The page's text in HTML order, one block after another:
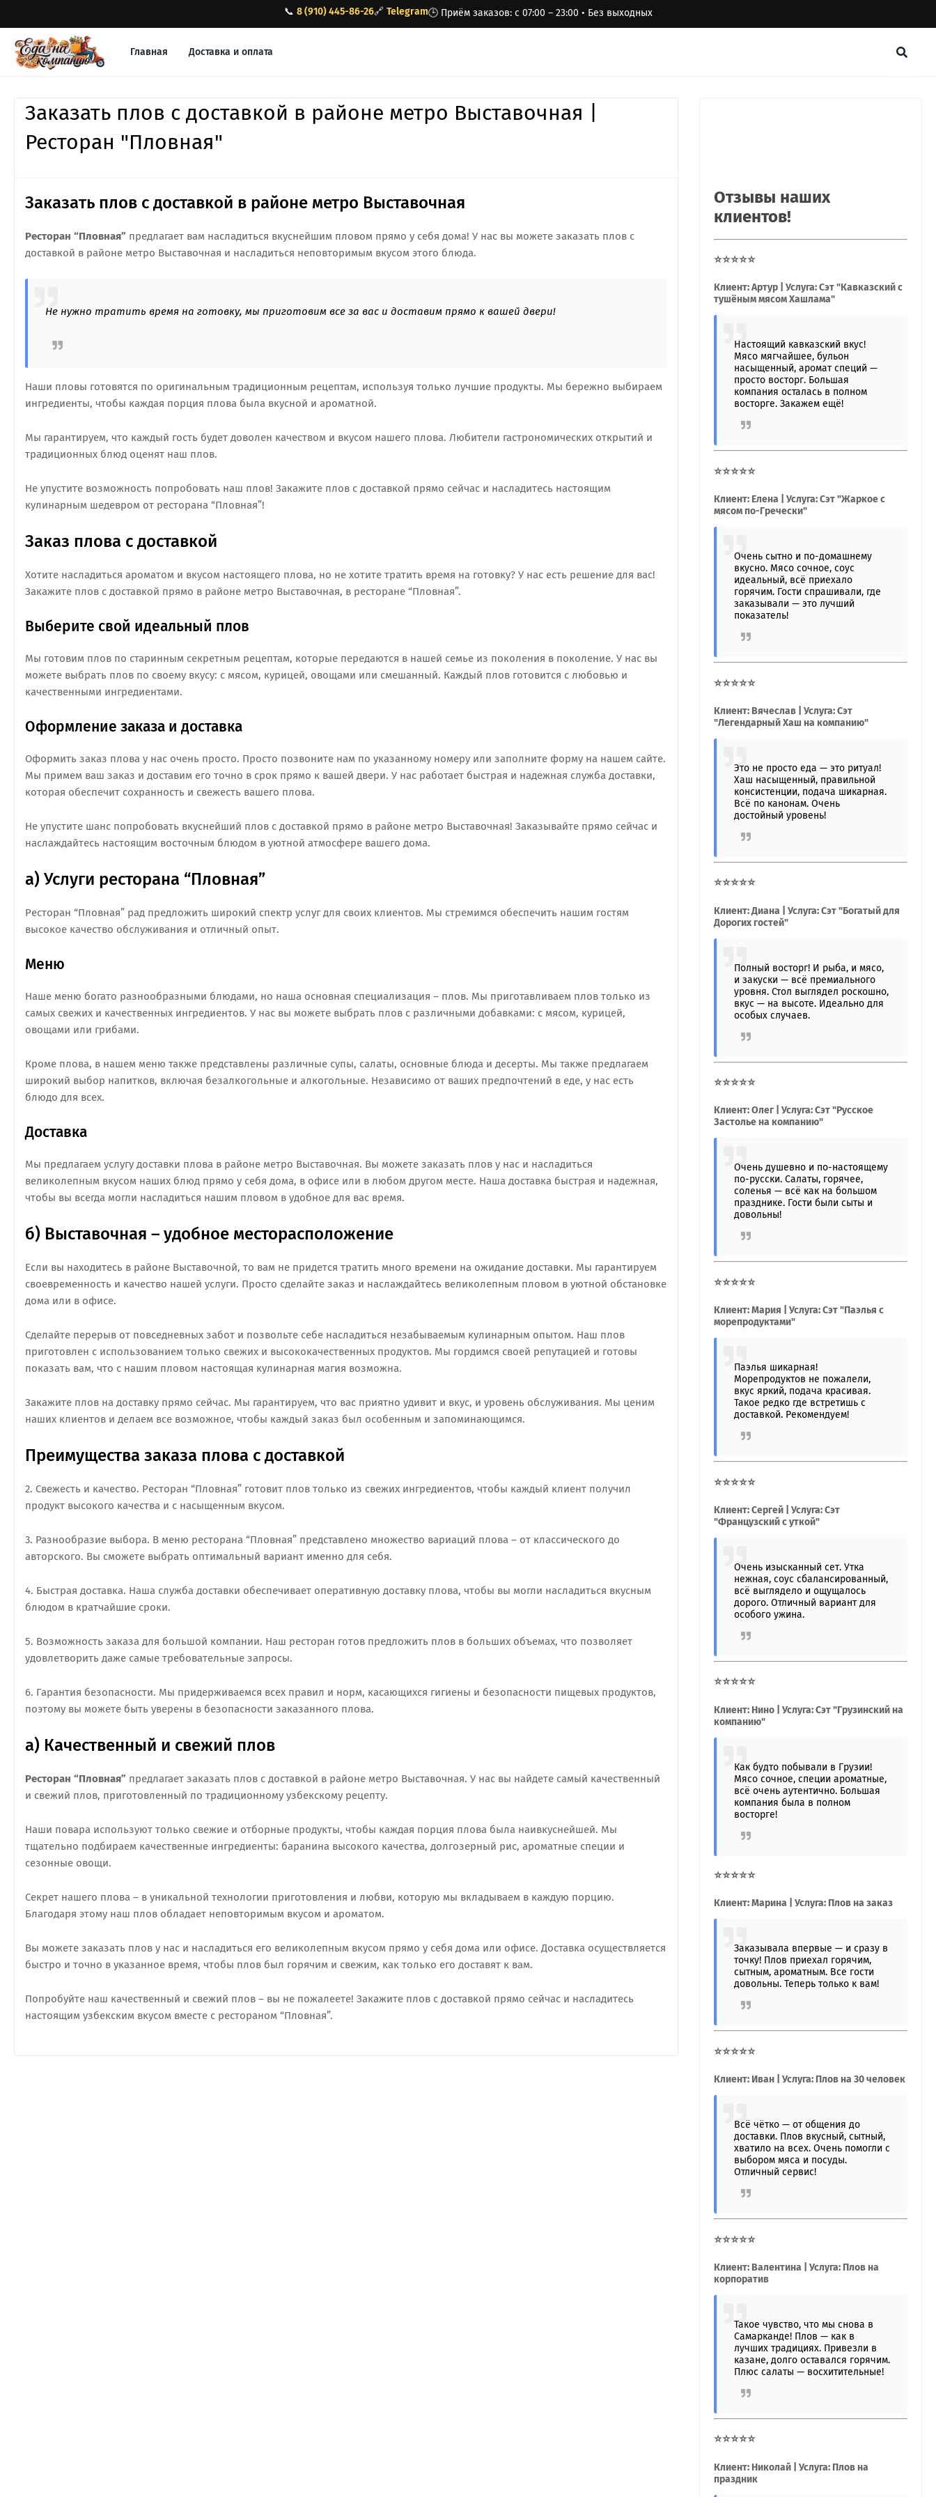
📞 8 (910) 445-86-26🔗 Telegram🕒 Приём заказов: с 07:00 – 23:00 • Без выходных
Главная Доставка и оплата
Заказать плов с доставкой в районе метро Выставочная |
Ресторан "Пловная"
Заказать плов с доставкой в районе метро Выставочная
Ресторан “Пловная” предлагает вам насладиться вкуснейшим пловом прямо у себя дома! У нас вы можете заказать плов с
доставкой в районе метро Выставочная и насладиться неповторимым вкусом этого блюда.
Не нужно тратить время на готовку, мы приготовим все за вас и доставим прямо к вашей двери!
Наши пловы готовятся по оригинальным традиционным рецептам, используя только лучшие продукты. Мы бережно выбираем
ингредиенты, чтобы каждая порция плова была вкусной и ароматной.
Мы гарантируем, что каждый гость будет доволен качеством и вкусом нашего плова. Любители гастрономических открытий и
традиционных блюд оценят наш плов.
Не упустите возможность попробовать наш плов! Закажите плов с доставкой прямо сейчас и насладитесь настоящим
кулинарным шедевром от ресторана “Пловная”!
Заказ плова с доставкой
Хотите насладиться ароматом и вкусом настоящего плова, но не хотите тратить время на готовку? У нас есть решение для вас!
Закажите плов с доставкой прямо в районе метро Выставочная, в ресторане “Пловная”.
Выберите свой идеальный плов
Мы готовим плов по старинным секретным рецептам, которые передаются в нашей семье из поколения в поколение. У нас вы
можете выбрать плов по своему вкусу: с мясом, курицей, овощами или смешанный. Каждый плов готовится с любовью и
качественными ингредиентами.
Оформление заказа и доставка
Оформить заказ плова у нас очень просто. Просто позвоните нам по указанному номеру или заполните форму на нашем сайте.
Мы примем ваш заказ и доставим его точно в срок прямо к вашей двери. У нас работает быстрая и надежная служба доставки,
которая обеспечит сохранность и свежесть вашего плова.
Не упустите шанс попробовать вкуснейший плов с доставкой прямо в районе метро Выставочная! Заказывайте прямо сейчас и
наслаждайтесь настоящим восточным блюдом в уютной атмосфере вашего дома.
а) Услуги ресторана “Пловная”
Ресторан “Пловная” рад предложить широкий спектр услуг для своих клиентов. Мы стремимся обеспечить нашим гостям
высокое качество обслуживания и отличный опыт.
Меню
Наше меню богато разнообразными блюдами, но наша основная специализация – плов. Мы приготавливаем плов только из
самых свежих и качественных ингредиентов. У нас вы можете выбрать плов с различными добавками: с мясом, курицей,
овощами или грибами.
Кроме плова, в нашем меню также представлены различные супы, салаты, основные блюда и десерты. Мы также предлагаем
широкий выбор напитков, включая безалкогольные и алкогольные. Независимо от ваших предпочтений в еде, у нас есть
блюдо для всех.
Доставка
Мы предлагаем услугу доставки плова в районе метро Выставочная. Вы можете заказать плов у нас и насладиться
великолепным вкусом наших блюд прямо у себя дома, в офисе или в любом другом месте. Наша доставка быстрая и надежная,
чтобы вы всегда могли насладиться нашим пловом в удобное для вас время.
б) Выставочная – удобное месторасположение
Если вы находитесь в районе Выставочной, то вам не придется тратить много времени на ожидание доставки. Мы гарантируем
своевременность и качество нашей услуги. Просто сделайте заказ и наслаждайтесь великолепным пловом в уютной обстановке
дома или в офисе.
Сделайте перерыв от повседневных забот и позвольте себе насладиться незабываемым кулинарным опытом. Наш плов
приготовлен с использованием только свежих и высококачественных продуктов. Мы гордимся своей репутацией и готовы
показать вам, что с нашим пловом настоящая кулинарная магия возможна.
Закажите плов на доставку прямо сейчас. Мы гарантируем, что вас приятно удивит и вкус, и уровень обслуживания. Мы ценим
наших клиентов и делаем все возможное, чтобы каждый заказ был особенным и запоминающимся.
Преимущества заказа плова с доставкой
2. Свежесть и качество. Ресторан “Пловная” готовит плов только из свежих ингредиентов, чтобы каждый клиент получил
продукт высокого качества и с насыщенным вкусом.
3. Разнообразие выбора. В меню ресторана “Пловная” представлено множество вариаций плова – от классического до
авторского. Вы сможете выбрать оптимальный вариант именно для себя.
4. Быстрая доставка. Наша служба доставки обеспечивает оперативную доставку плова, чтобы вы могли насладиться вкусным
блюдом в кратчайшие сроки.
5. Возможность заказа для большой компании. Наш ресторан готов предложить плов в больших объемах, что позволяет
удовлетворить даже самые требовательные запросы.
6. Гарантия безопасности. Мы придерживаемся всех правил и норм, касающихся гигиены и безопасности пищевых продуктов,
поэтому вы можете быть уверены в безопасности заказанного плова.
а) Качественный и свежий плов
Ресторан “Пловная” предлагает заказать плов с доставкой в районе метро Выставочная. У нас вы найдете самый качественный
и свежий плов, приготовленный по традиционному узбекскому рецепту.
Наши повара используют только свежие и отборные продукты, чтобы каждая порция плова была наивкуснейшей. Мы
тщательно подбираем качественные ингредиенты: баранина высокого качества, долгозерный рис, ароматные специи и
сезонные овощи.
Секрет нашего плова – в уникальной технологии приготовления и любви, которую мы вкладываем в каждую порцию.
Благодаря этому наш плов обладает неповторимым вкусом и ароматом.
Вы можете заказать плов у нас и насладиться его великолепным вкусом прямо у себя дома или офисе. Доставка осуществляется
быстро и точно в указанное время, чтобы плов был горячим и свежим, как только его доставят к вам.
Попробуйте наш качественный и свежий плов – вы не пожалеете! Закажите плов с доставкой прямо сейчас и насладитесь
настоящим узбекским вкусом вместе с рестораном “Пловная”.
Отзывы наших
клиентов!
⭐⭐⭐⭐⭐
Клиент: Артур | Услуга: Сэт "Кавказский с
тушёным мясом Хашлама"
Настоящий кавказский вкус!
Мясо мягчайшее, бульон
насыщенный, аромат специй —
просто восторг. Большая
компания осталась в полном
восторге. Закажем ещё!
⭐⭐⭐⭐⭐
Клиент: Елена | Услуга: Сэт "Жаркое с
мясом по-Гречески"
Очень сытно и по-домашнему
вкусно. Мясо сочное, соус
идеальный, всё приехало
горячим. Гости спрашивали, где
заказывали — это лучший
показатель!
⭐⭐⭐⭐⭐
Клиент: Вячеслав | Услуга: Сэт
"Легендарный Хаш на компанию"
Это не просто еда — это ритуал!
Хаш насыщенный, правильной
консистенции, подача шикарная.
Всё по канонам. Очень
достойный уровень!
⭐⭐⭐⭐⭐
Клиент: Диана | Услуга: Сэт "Богатый для
Дорогих гостей"
Полный восторг! И рыба, и мясо,
и закуски — всё премиального
уровня. Стол выглядел роскошно,
вкус — на высоте. Идеально для
особых случаев.
⭐⭐⭐⭐⭐
Клиент: Олег | Услуга: Сэт "Русское
Застолье на компанию"
Очень душевно и по-настоящему
по-русски. Салаты, горячее,
соленья — всё как на большом
празднике. Гости были сыты и
довольны!
⭐⭐⭐⭐⭐
Клиент: Мария | Услуга: Сэт "Паэлья с
морепродуктами"
Паэлья шикарная!
Морепродуктов не пожалели,
вкус яркий, подача красивая.
Такое редко где встретишь с
доставкой. Рекомендуем!
⭐⭐⭐⭐⭐
Клиент: Сергей | Услуга: Сэт
"Французский с уткой"
Очень изысканный сет. Утка
нежная, соус сбалансированный,
всё выглядело и ощущалось
дорого. Отличный вариант для
особого ужина.
⭐⭐⭐⭐⭐
Клиент: Нино | Услуга: Сэт "Грузинский на
компанию"
Как будто побывали в Грузии!
Мясо сочное, специи ароматные,
всё очень аутентично. Большая
компания была в полном
восторге!
⭐⭐⭐⭐⭐
Клиент: Марина | Услуга: Плов на заказ
Заказывала впервые — и сразу в
точку! Плов приехал горячим,
сытным, ароматным. Все гости
довольны. Теперь только к вам!
⭐⭐⭐⭐⭐
Клиент: Иван | Услуга: Плов на 30 человек
Всё чётко — от общения до
доставки. Плов вкусный, сытный,
хватило на всех. Очень помогли с
выбором мяса и посуды.
Отличный сервис!
⭐⭐⭐⭐⭐
Клиент: Валентина | Услуга: Плов на
корпоратив
Такое чувство, что мы снова в
Самарканде! Плов — как в
лучших традициях. Привезли в
казане, долго оставался горячим.
Плюс салаты — восхитительные!
⭐⭐⭐⭐⭐
Клиент: Николай | Услуга: Плов на
праздник